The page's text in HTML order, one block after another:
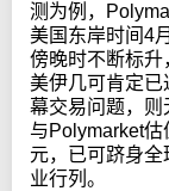
测为例，
美国东岸时间4
傍晚时不断标
美伊几可肯定已
幕交易问题，
与Polymarket
元，已可跻身
业行列。